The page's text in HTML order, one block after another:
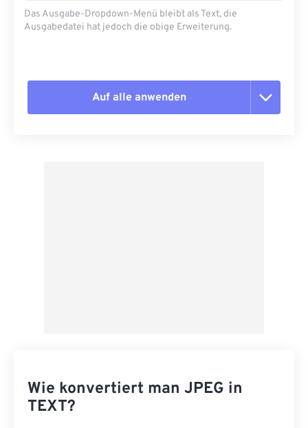
Das Ausgabe-Dropdown-Menü bleibt als Text, die
Ausgabedatei hat jedoch die obige Erweiterung.
Auf alle anwenden
Wie konvertiert man JPEG in
TEXT?